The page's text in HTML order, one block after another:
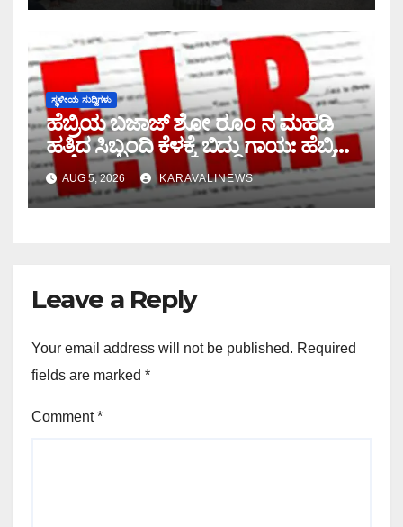
ಸ್ಥಳೀಯ ಸುದ್ದಿಗಳು
ಹೆಬ್ರಿಯ ಬಜಾಜ್ ಶೋ ರೂಂ ನ ಮಹಡಿ
ಹತ್ತಿದ ಸಿಬ್ಬಂದಿ ಕೆಳಕ್ಕೆ ಬಿದ್ದು ಗಾಯ: ಹೆಬ್ರಿ
ಠಾಣೆಯಲ್ಲಿ ಖಾಸಗಿ ದೂರು ದಾಖಲು
AUG 5, 2026 KARAVALINEWS
Leave a Reply
Your email address will not be published. Required
fields are marked *
Comment*